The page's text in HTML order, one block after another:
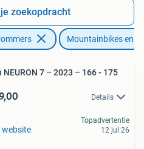
zoekopdracht
Mountainbikes en
NEURON 7 – 2023 – 166 - 175
Details
website
Topadvertentie
12 jul 26